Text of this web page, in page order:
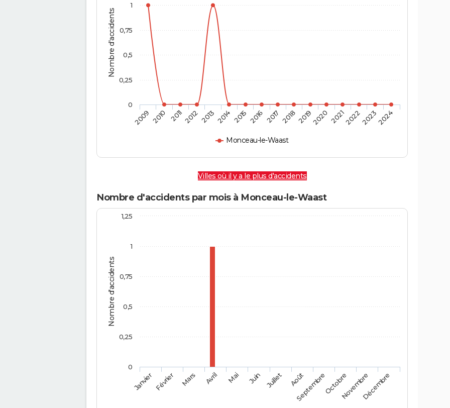
Nombre d'accidents
Monceau-le-Waast
2009 2010 20112012 2013 2014 2015 2016 2017 201820192020 2021202220232024
0
0,25
0,5
0,75
1
Villes où il y a le plus d'accidents
Nombre d'accidents par mois à Monceau-le-Waast
Nombre d'accidents
JanvierFévrier Mars Avril Mai Juin Juillet Août
SeptembreOctobreNovembreDécembre
0
1
0,25
0,5
0,75
1,25